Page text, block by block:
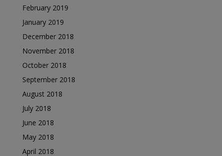
February 2019
January 2019
December 2018
November 2018
October 2018
September 2018
August 2018
July 2018
June 2018
May 2018
April 2018